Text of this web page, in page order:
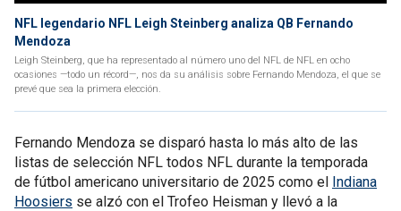
NFL legendario NFL Leigh Steinberg analiza QB Fernando
Mendoza
Leigh Steinberg, que ha representado al número uno del NFL de NFL en ocho
ocasiones —todo un récord—, nos da su análisis sobre Fernando Mendoza, el que se
prevé que sea la primera elección.
Fernando Mendoza se disparó hasta lo más alto de las
listas de selección NFL todos NFL durante la temporada
de fútbol americano universitario de 2025 como el Indiana
Hoosiers se alzó con el Trofeo Heisman y llevó a la